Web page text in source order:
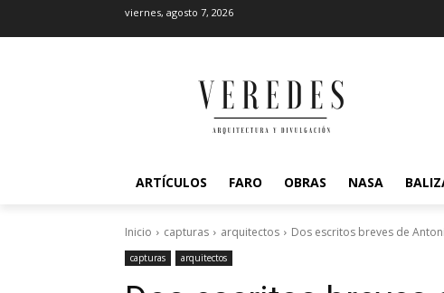
viernes, agosto 7, 2026
ARTÍCULOS FARO OBRAS NASA
Inicio capturas arquitectos Dos escritos breves de
capturas arquitectos